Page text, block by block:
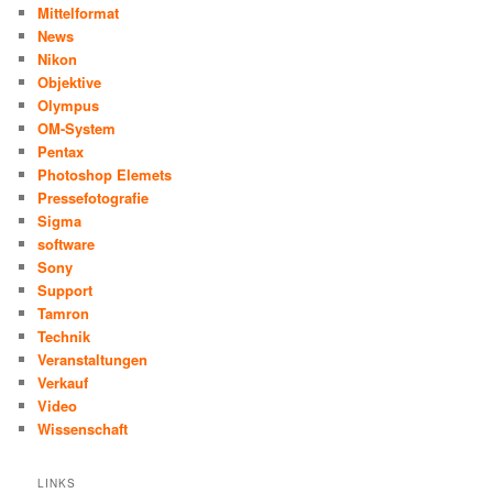
Mittelformat
News
Nikon
Objektive
Olympus
OM-System
Pentax
Photoshop Elemets
Pressefotografie
Sigma
software
Sony
Support
Tamron
Technik
Veranstaltungen
Verkauf
Video
Wissenschaft
LINKS